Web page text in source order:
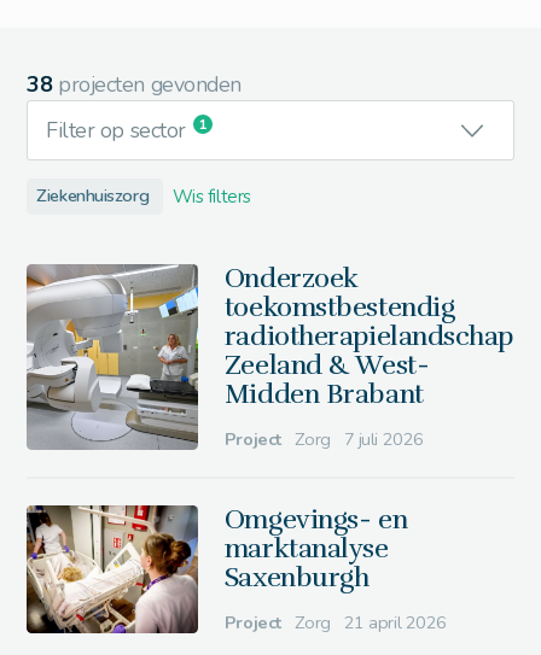
38 projecten gevonden
Filter op sector
1
Ziekenhuiszorg Wis filters
Onderzoek
toekomstbestendig
radiotherapielandschap
Zeeland & West-
Midden Brabant
Project Zorg 7 juli 2026
Omgevings- en
marktanalyse
Saxenburgh
Project Zorg 21 april 2026